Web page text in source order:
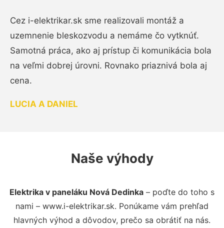
Cez i-elektrikar.sk sme realizovali montáž a
uzemnenie bleskozvodu a nemáme čo vytknúť.
Samotná práca, ako aj prístup či komunikácia bola
na veľmi dobrej úrovni. Rovnako priaznivá bola aj
cena.
LUCIA A DANIEL
Naše výhody
Elektrika v paneláku Nová Dedinka – poďte do toho s
nami – www.i-elektrikar.sk. Ponúkame vám prehľad
hlavných výhod a dôvodov, prečo sa obrátiť na nás.